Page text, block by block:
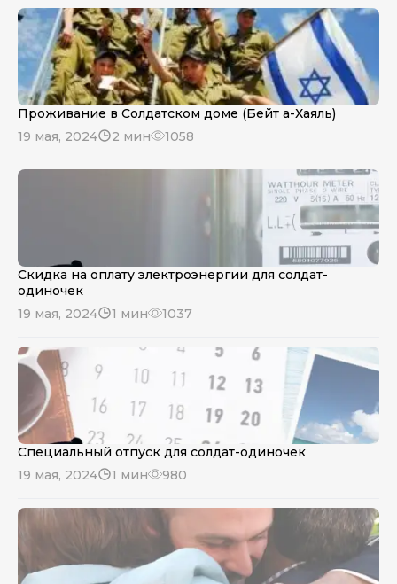
19 мая, 2024 2 мин 1058
Проживание в Солдатском доме (Бейт а-Хаяль)
19 мая, 2024 1 мин 1037
Скидка на оплату электроэнергии для солдат-
одиночек
19 мая, 2024 1 мин 980
Специальный отпуск для солдат-одиночек